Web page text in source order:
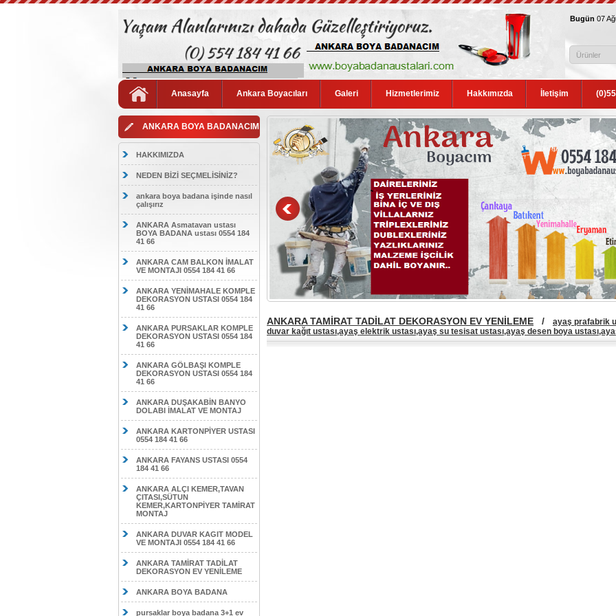
Bugün 07
Anasayfa Ankara Boyacıları Galeri Hizmetlerimiz Hakkımızda İletişim
ANKARA BOYA BADANACIM
HAKKIMIZDA
NEDEN BİZİ SEÇMELİSİNİZ?
ankara boya badana işinde nasıl
çalışırız
ANKARA Asmatavan ustası
BOYA BADANA ustası 0554 184
41 66
ANKARA CAM BALKON İMALAT
VE MONTAJI 0554 184 41 66
ANKARA YENİMAHALE KOMPLE
DEKORASYON USTASI 0554 184
41 66
ANKARA PURSAKLAR KOMPLE
DEKORASYON USTASI 0554 184
41 66
ANKARA GÖLBAŞI KOMPLE
DEKORASYON USTASI 0554 184
41 66
ANKARA DUŞAKABİN BANYO
DOLABI İMALAT VE MONTAJ
ANKARA KARTONPİYER USTASI
0554 184 41 66
ANKARA FAYANS USTASI 0554
184 41 66
ANKARA ALÇI KEMER,TAVAN
ÇITASI,SÜTUN
KEMER,KARTONPİYER TAMİRAT
MONTAJ
ANKARA DUVAR KAGIT MODEL
VE MONTAJI 0554 184 41 66
ANKARA TAMİRAT TADİLAT
DEKORASYON EV YENİLEME
ANKARA BOYA BADANA
pursaklar boya badana 3+1 ev
ANKARA TAMİRAT TADİLAT DEKORASYON EV YENİLEME / ayaş prafabrik
duvar kağıt ustası,ayaş elektrik ustası,ayaş su tesisat ustası,ayaş desen boya